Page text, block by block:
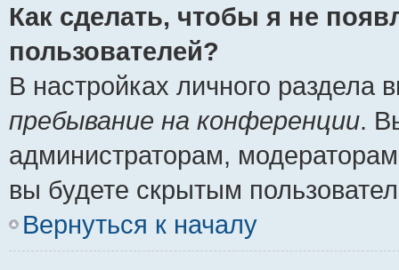
Как сделать, чтобы я не
пользователей?
В настройках личного
пребывание на конференции.
администраторам,
вы будете скрытым
Вернуться к началу